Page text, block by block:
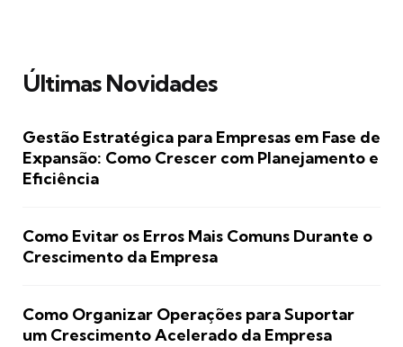
Últimas Novidades
Gestão Estratégica para Empresas em Fase de
Expansão: Como Crescer com Planejamento e
Eficiência
Como Evitar os Erros Mais Comuns Durante o
Crescimento da Empresa
Como Organizar Operações para Suportar
um Crescimento Acelerado da Empresa